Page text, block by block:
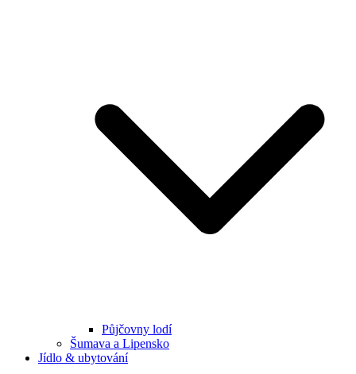
Půjčovny lodí
Šumava a Lipensko
Jídlo & ubytování